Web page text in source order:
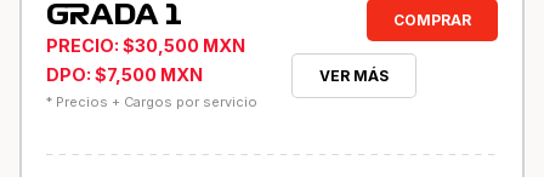
GRADA 1
PRECIO: $30,500 MXN
DPO: $7,500 MXN
* Precios + Cargos por servicio
COMPRAR
VER MÁS